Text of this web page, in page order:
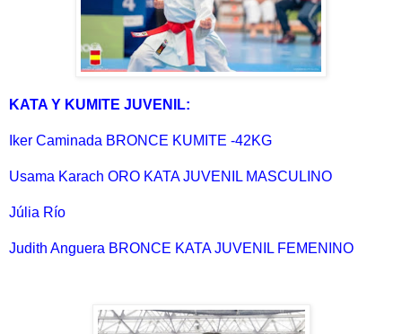
KATA Y KUMITE JUVENIL:
Iker Caminada BRONCE KUMITE -42KG
Usama Karach ORO KATA JUVENIL MASCULINO
Júlia Río
Judith Anguera BRONCE KATA JUVENIL FEMENINO